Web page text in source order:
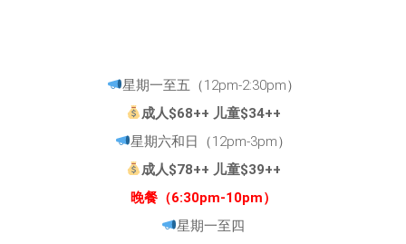
星期一至五（12pm-2:30pm）
成人$68++ 儿童$34++
星期六和日（12pm-3pm）
成人$78++ 儿童$39++
晚餐（6:30pm-10pm）
星期一至四